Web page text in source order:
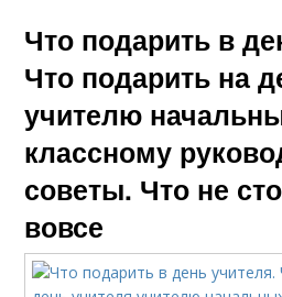
Что подарить в
Что подарить на
учителю
классному
советы. Что не
вовсе